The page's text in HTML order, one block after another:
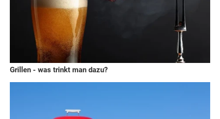
Grillen - was trinkt man dazu?